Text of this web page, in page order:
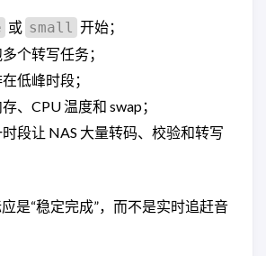
或 small 开始；
个转写任务；
低峰时段；
、CPU 温度和 swap；
段让 NAS 大量转码、校验和转写
是“稳定完成”，而不是实时追赶音